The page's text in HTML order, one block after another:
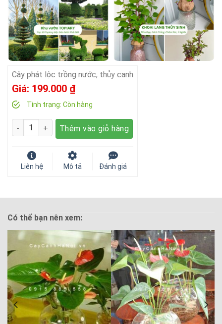
Cây phát lộc trồng nước, thủy canh
Giá: 199.000 ₫
Tình trạng: Còn hàng
Số lượng Thêm vào giỏ hàng
Liên hệ Mô tả Đánh giá
Có thể bạn nên xem: